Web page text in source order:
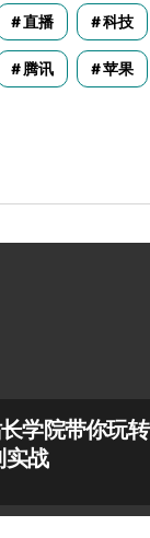
直播 科技
腾讯 苹果
学院带你玩转
实战